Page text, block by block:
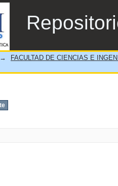
→
FACULTAD DE CIENCIAS E